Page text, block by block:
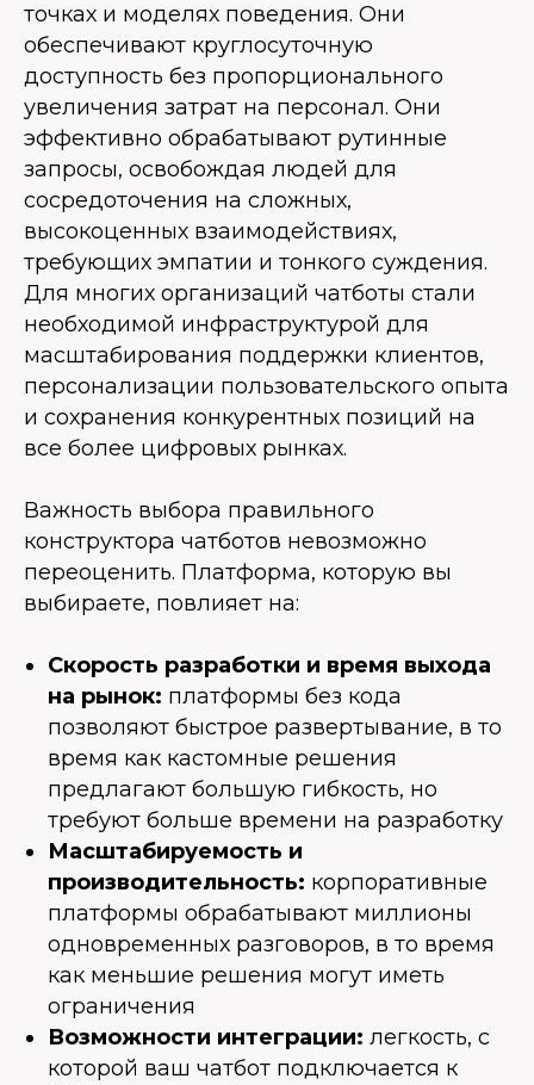
точках и моделях поведения. Они
обеспечивают круглосуточную
доступность без пропорционального
увеличения затрат на персонал. Они
эффективно обрабатывают рутинные
запросы, освобождая людей для
сосредоточения на сложных,
высокоценных взаимодействиях,
требующих эмпатии и тонкого суждения.
Для многих организаций чатботы стали
необходимой инфраструктурой для
масштабирования поддержки клиентов,
персонализации пользовательского опыта
и сохранения конкурентных позиций на
все более цифровых рынках.
Важность выбора правильного
конструктора чатботов невозможно
переоценить. Платформа, которую вы
выбираете, повлияет на:
Скорость разработки и время выхода
на рынок: платформы без кода
позволяют быстрое развертывание, в то
время как кастомные решения
предлагают большую гибкость, но
требуют больше времени на разработку
Масштабируемость и
производительность: корпоративные
платформы обрабатывают миллионы
одновременных разговоров, в то время
как меньшие решения могут иметь
ограничения
Возможности интеграции: легкость, с
которой ваш чатбот подключается к